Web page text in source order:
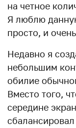
на четное
Я люблю
просто, и
Недавно я
небольшим
обилие
Вместо того,
середине